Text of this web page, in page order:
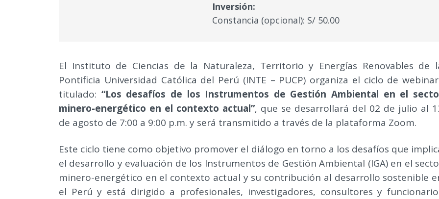
Inversión:
Constancia (opcional): S/ 50.00
El Instituto de Ciencias de la Naturaleza, Territorio y Energías Renovables de
Pontificia Universidad Católica del Perú (INTE – PUCP) organiza el ciclo de
titulado: “Los desafíos de los Instrumentos de Gestión Ambiental en el
minero-energético en el contexto actual”, que se desarrollará del 02 de julio al
de agosto de 7:00 a 9:00 p.m. y será transmitido a través de la plataforma Zoom.
Este ciclo tiene como objetivo promover el diálogo en torno a los desafíos que
el desarrollo y evaluación de los Instrumentos de Gestión Ambiental (IGA) en el
minero-energético en el contexto actual y su contribución al desarrollo sostenible
el Perú y está dirigido a profesionales, investigadores, consultores y